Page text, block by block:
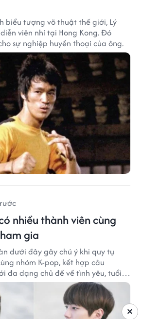
biểu tượng võ thuật thế giới, Lý
viên nhí tại Hong Kong. Đó
sự nghiệp huyền thoại của ông.
nhiều thành viên cùng
gia
dưới đây gây chú ý khi quy tụ
nhóm K-pop, kết hợp câu
đa dạng chủ đề về tình yêu, tuổi
×